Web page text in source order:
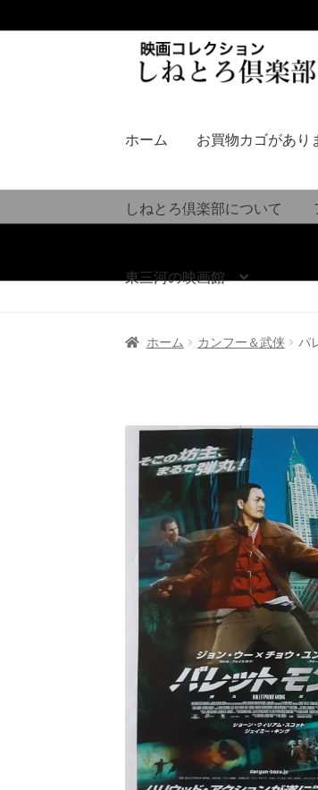
シ
へ
ス
ッ
ツ
キ
ッ
ホーム お買物カゴがあり
しねとろ倶楽部について
東三河の映画館
ホーム カンフー＆武侠 パ